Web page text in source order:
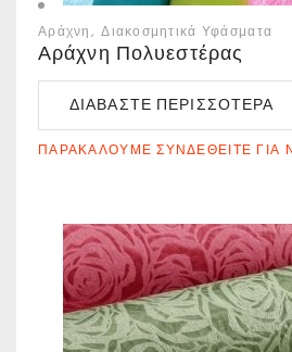
Αράχνη Διακοσμητικά Υφάσματα
Αράχνη Πολυεστέρας
ΔΙΑΒΆΣΤΕ ΠΕΡΙΣΣΌΤΕΡΑ
ΠΑΡΑΚΑΛΟΎΜΕ ΣΥΝΔΕΘΕΊΤΕ ΓΙΑ